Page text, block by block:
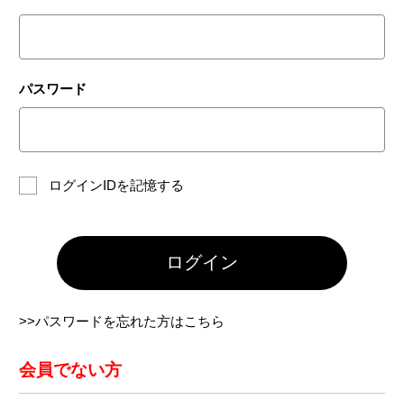
パスワード
ログインIDを記憶する
ログイン
>>パスワードを忘れた方はこちら
会員でない方